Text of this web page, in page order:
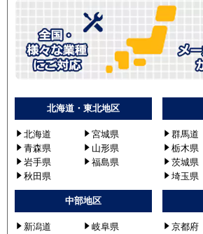
北海道・東北地区
北海道
宮城県
青森県
山形県
岩手県
福島県
秋田県
群馬道
栃木県
茨城県
埼玉県
中部地区
新潟道
岐阜県
京都府